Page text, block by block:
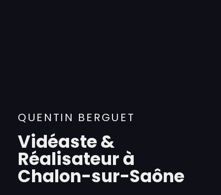
QUENTIN BERGUET
Vidéaste &
Réalisateur à
Chalon-sur-Saône